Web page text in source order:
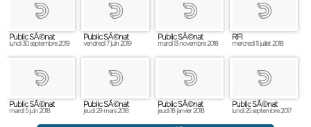
Public SÃ©nat
lundi 30 septembre 2019
Public SÃ©nat
vendredi 7 juin 2019
Public SÃ©nat
mardi 13 novembre 2018
RFI
mercredi 11 juillet 2018
Public SÃ©nat
mardi 5 juin 2018
Public SÃ©nat
jeudi 29 mars 2018
Public SÃ©nat
jeudi 18 janvier 2018
Public SÃ©nat
lundi 25 septembre 2017